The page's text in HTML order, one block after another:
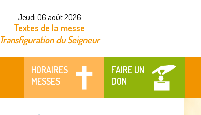
Jeudi 06 août 2026
Textes de la messe
Transfiguration du Seigneur
HORAIRES
MESSES
FAIRE UN
DON